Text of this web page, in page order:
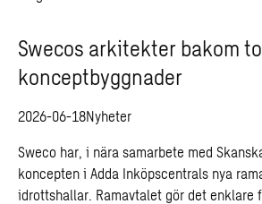
Swecos arkitekter bakom
konceptbyggnader
2026-06-18Nyheter
Sweco har, i nära samarbete med
koncepten i Adda Inköpscentrals nya
idrottshallar. Ramavtalet gör det enklare